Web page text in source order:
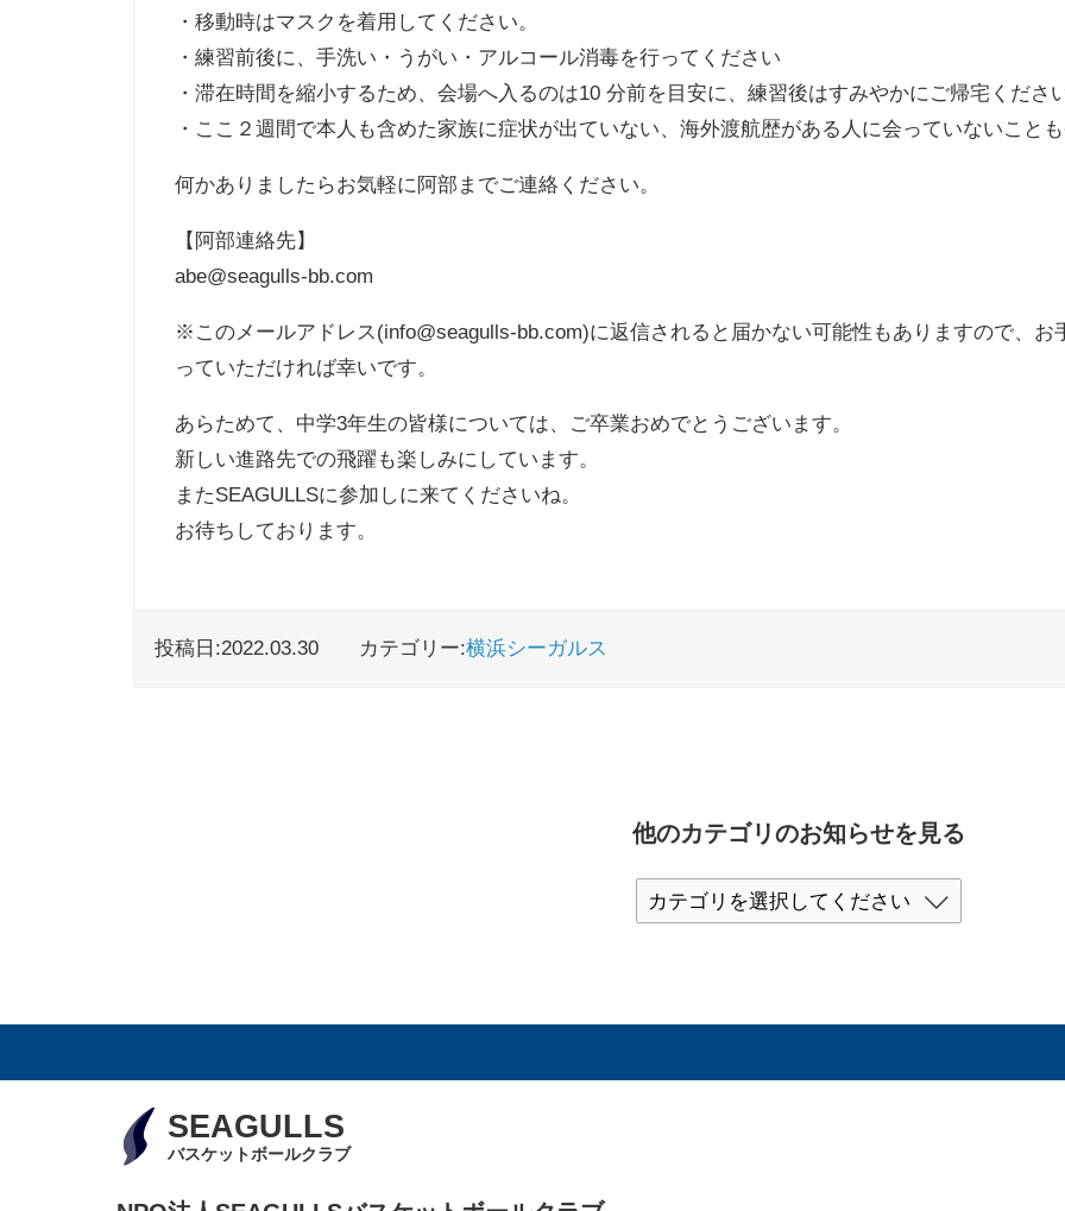
・移動時はマスクを着用してください。
・練習前後に、手洗い・うがい・アルコール消毒を行ってください
・滞在時間を縮小するため、会場へ入るのは10 分前を目安に、練習後はすみやかにご帰宅くださ
・ここ２週間で本人も含めた家族に症状が出ていない、海外渡航歴がある人に会っていないことも
何かありましたらお気軽に阿部までご連絡ください。
【阿部連絡先】
abe@seagulls-bb.com
※このメールアドレス(info@seagulls-bb.com)に返信されると届かない可能性もありますので、お
っていただければ幸いです。
あらためて、中学3年生の皆様については、ご卒業おめでとうございます。
新しい進路先での飛躍も楽しみにしています。
またSEAGULLSに参加しに来てくださいね。
お待ちしております。
投稿日:2022.03.30 カテゴリー:横浜シーガルス
他のカテゴリのお知らせを見る
SEAGULLS
バスケットボールクラブ